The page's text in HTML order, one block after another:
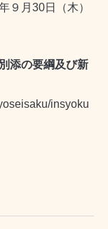
９月30日（木）
添の要綱及び新
insyoku